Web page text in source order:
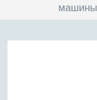
машины